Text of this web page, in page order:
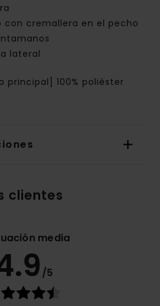
con cremallera en el pecho
lateral
principal] 100% poliéster
clientes
media
/5